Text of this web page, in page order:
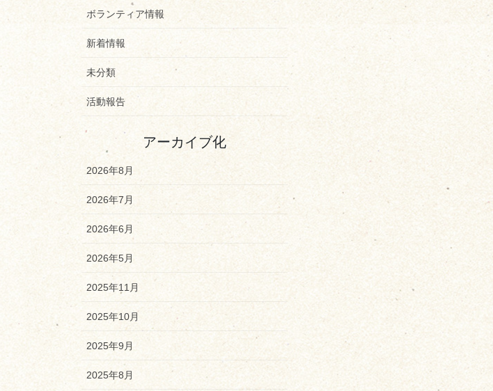
ボランティア情報
新着情報
未分類
活動報告
アーカイブ化
2026年8月
2026年7月
2026年6月
2026年5月
2025年11月
2025年10月
2025年9月
2025年8月